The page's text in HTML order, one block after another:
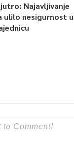
Najavljivanje
ulilo nesigurnost u